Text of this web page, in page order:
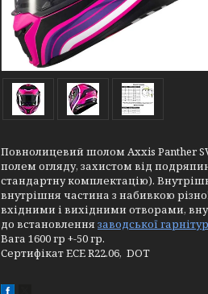
Повнолицевий шолом Axxis Panther
полем огляду, захистом від
стандартну комплектацію).
внутрішня частина з набивкою
вхідними і вихідними отворами,
до встановлення заводської
Вага 1600 гр +-50 гр.
Сертифікат ECE R22.06, DOT